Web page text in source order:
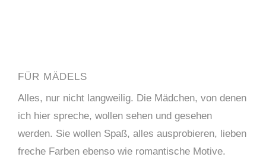
FÜR MÄDELS
Alles, nur nicht langweilig. Die Mädchen, von denen
ich hier spreche, wollen sehen und gesehen
werden. Sie wollen Spaß, alles ausprobieren, lieben
freche Farben ebenso wie romantische Motive.